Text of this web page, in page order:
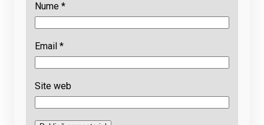
Nume *
Email *
Site web